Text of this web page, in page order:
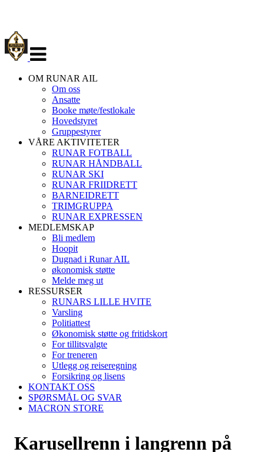
navigasjon
OM RUNAR AIL
Om oss
Ansatte
Booke møte/festlokale
Hovedstyret
Gruppestyrer
VÅRE AKTIVITETER
RUNAR FOTBALL
RUNAR HÅNDBALL
RUNAR SKI
RUNAR FRIIDRETT
BARNEIDRETT
TRIMGRUPPA
RUNAR EXPRESSEN
MEDLEMSKAP
Bli medlem
Hoopit
Dugnad i Runar AIL
økonomisk støtte
Melde meg ut
RESSURSER
RUNARS LILLE HVITE
Varsling
Politiattest
Økonomisk støtte og fritidskort
For tillitsvalgte
For treneren
Utlegg og reiseregning
Forsikring og lisens
KONTAKT OSS
SPØRSMÅL OG SVAR
MACRON STORE
Karusellrenn i langrenn på